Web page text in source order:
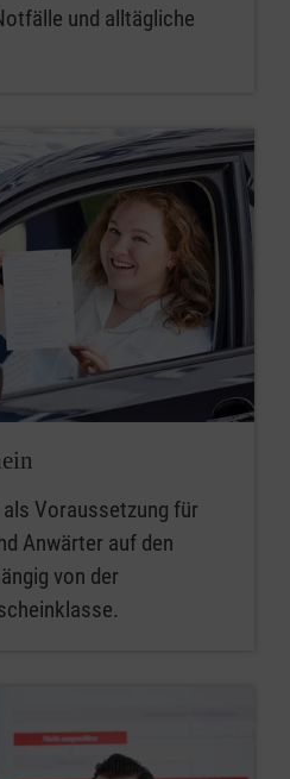
und alltägliche
Voraussetzung für
Anwärter auf den
von der